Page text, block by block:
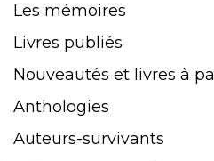
Les mémoires
Livres publiés
Nouveautés et livres à
Anthologies
Auteurs-survivants